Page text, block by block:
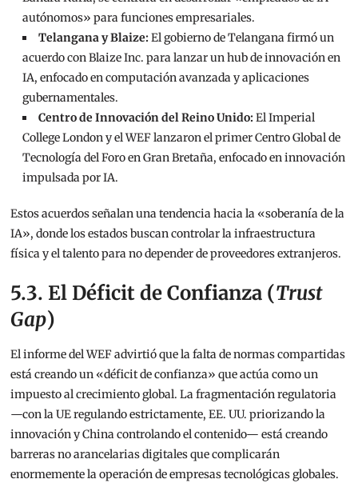
autónomos» para funciones empresariales.
Telangana y Blaize:El gobierno de Telangana firmó un
acuerdo con Blaize Inc. para lanzar un hub de innovación en
IA, enfocado en computación avanzada y aplicaciones
gubernamentales.
Centro de Innovación del Reino Unido:El Imperial
College London y el WEF lanzaron el primer Centro Global de
Tecnología del Foro en Gran Bretaña, enfocado en innovación
impulsada por IA.
Estos acuerdos señalan una tendencia hacia la «soberanía de la
IA», donde los estados buscan controlar la infraestructura
física y el talento para no depender de proveedores extranjeros.
5.3. El Déficit de Confianza (Trust
Gap)
El informe del WEF advirtió que la falta de normas compartidas
está creando un «déficit de confianza» que actúa como un
impuesto al crecimiento global. La fragmentación regulatoria
—con la UE regulando estrictamente, EE. UU. priorizando la
innovación y China controlando el contenido— está creando
barreras no arancelarias digitales que complicarán
enormemente la operación de empresas tecnológicas globales.